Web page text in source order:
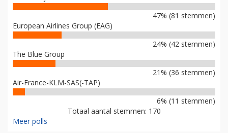
WAT IS EEN GOEDE NIEUWE NAAM VOOR AIR FRANCE-KLM?
Verzin alsjeblieft iets anders
47% (81 stemmen)
European Airlines Group (EAG)
24% (42 stemmen)
The Blue Group
21% (36 stemmen)
Air-France-KLM-SAS(-TAP)